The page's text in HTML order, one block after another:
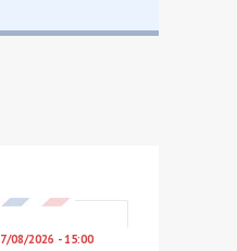
7/08/2026 - 15:00